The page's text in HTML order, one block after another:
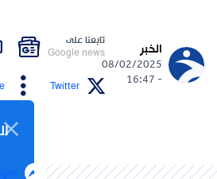
الخبر
08/02/2025
- 16:47
تابعنا على
Google news
Twitter